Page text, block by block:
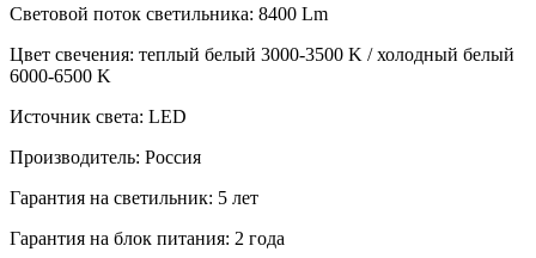
Световой поток светильника: 8400 Lm
Цвет свечения: теплый белый 3000-3500 K / холодный белый
6000-6500 K
Источник света: LED
Производитель: Россия
Гарантия на светильник: 5 лет
Гарантия на блок питания: 2 года